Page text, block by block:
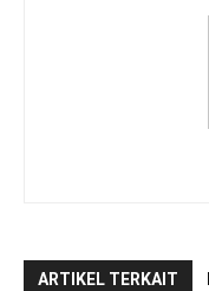
ARTIKEL TERKAIT